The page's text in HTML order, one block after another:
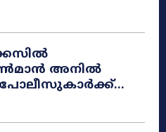
അനിൽ
പോലീസുകാർക്ക്...